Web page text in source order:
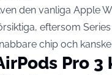
den vanliga Apple
eftersom
chip och
Pro